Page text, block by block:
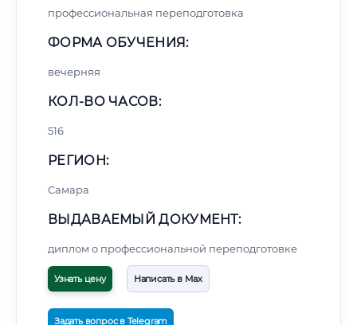
профессиональная переподготовка
ФОРМА ОБУЧЕНИЯ:
вечерняя
КОЛ-ВО ЧАСОВ:
516
РЕГИОН:
Самара
ВЫДАВАЕМЫЙ ДОКУМЕНТ:
диплом о профессиональной переподготовке
Узнать цену Написать в Max
Задать вопрос в Telegram